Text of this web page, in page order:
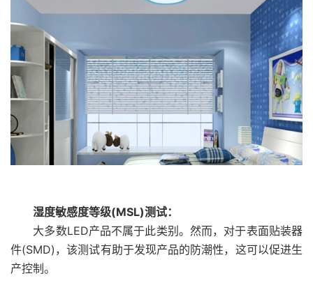
湿度敏感度等级(MSL)测试：
大多数LED产品不属于此类别。然而，对于表面贴装器
件(SMD)，该测试有助于发现产品的防潮性，这可以促进生
产控制。